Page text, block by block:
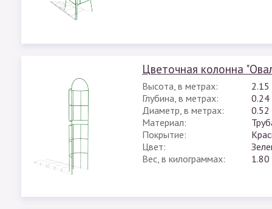
Цветочная колонна
Высота, в метрах:
2.15
Глубина, в метрах:
0.24
Диаметр, в метрах:
0.52
Материал:
Покрытие:
Цвет:
Вес, в килограммах:
1.80